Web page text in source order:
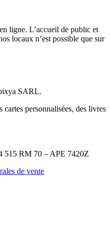
ligne. L’accueil de public et
locaux n’est possible que sur
SARL.
personnalisées, des livres
515 RM 70 – APE 7420Z
de vente